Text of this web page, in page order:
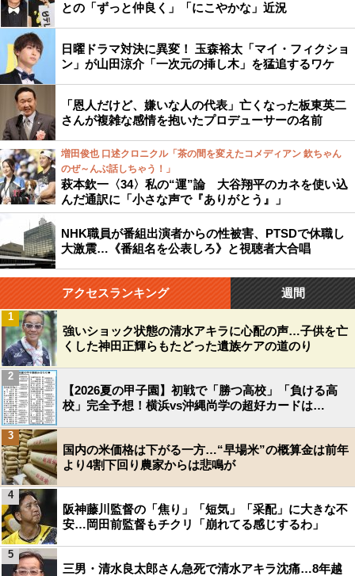
との「ずっと仲良く」「にこやかな」近況
日曜ドラマ対決に異変！ 玉森裕太「マイ・フィクショ
ン」が山田涼介「一次元の挿し木」を猛追するワケ
「恩人だけど、嫌いな人の代表」亡くなった板東英二
さんが複雑な感情を抱いたプロデューサーの名前
増田俊也 口述クロニクル「茶の間を変えたコメディアン 欽ちゃん
のぜ～んぶ話しちゃう！」
萩本欽一〈34〉私の“運”論 大谷翔平のカネを使い込
んだ通訳に「小さな声で『ありがとう』」
NHK職員が番組出演者からの性被害、PTSDで休職し
大激震…《番組名を公表しろ》と視聴者大合唱
アクセスランキング 週間
強いショック状態の清水アキラに心配の声…子供を亡
くした神田正輝らもたどった遺族ケアの道のり
1
【2026夏の甲子園】初戦で「勝つ高校」「負ける高
校」完全予想！横浜vs沖縄尚学の超好カードは…
2
国内の米価格は下がる一方…“早場米”の概算金は前年
より4割下回り農家からは悲鳴が
3
阪神藤川監督の「焦り」「短気」「采配」に大きな不
安…岡田前監督もチクリ「崩れてる感じするわ」
4
三男・清水良太郎さん急死で清水アキラ沈痛…8年越
5